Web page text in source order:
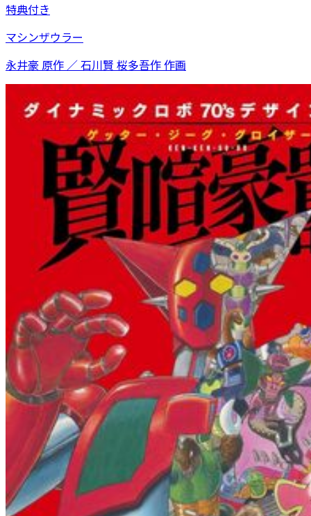
特典付き
マシンザウラー
永井豪 原作 ／ 石川賢 桜多吾作 作画